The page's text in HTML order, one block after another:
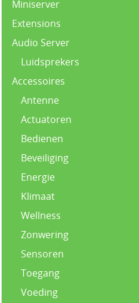
Miniserver
Extensions
Audio Server
Luidsprekers
Accessoires
Antenne
Actuatoren
Bedienen
Beveiliging
Energie
Klimaat
Wellness
Zonwering
Sensoren
Toegang
Voeding